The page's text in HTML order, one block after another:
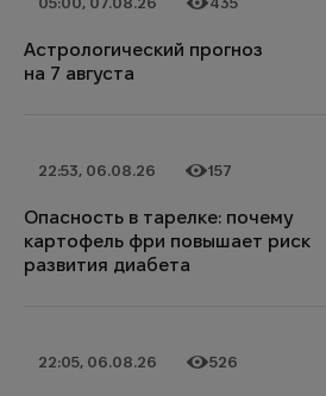
Дата публикации
Категория
Количество просмотров
Астрологический прогноз
на 7 августа
Дата публикации
22:53, 06.08.26
Категория
Количество просмотров
157
Опасность в тарелке: почему
картофель фри повышает риск
развития диабета
Дата публикации
22:05, 06.08.26
Категория
Количество просмотров
526